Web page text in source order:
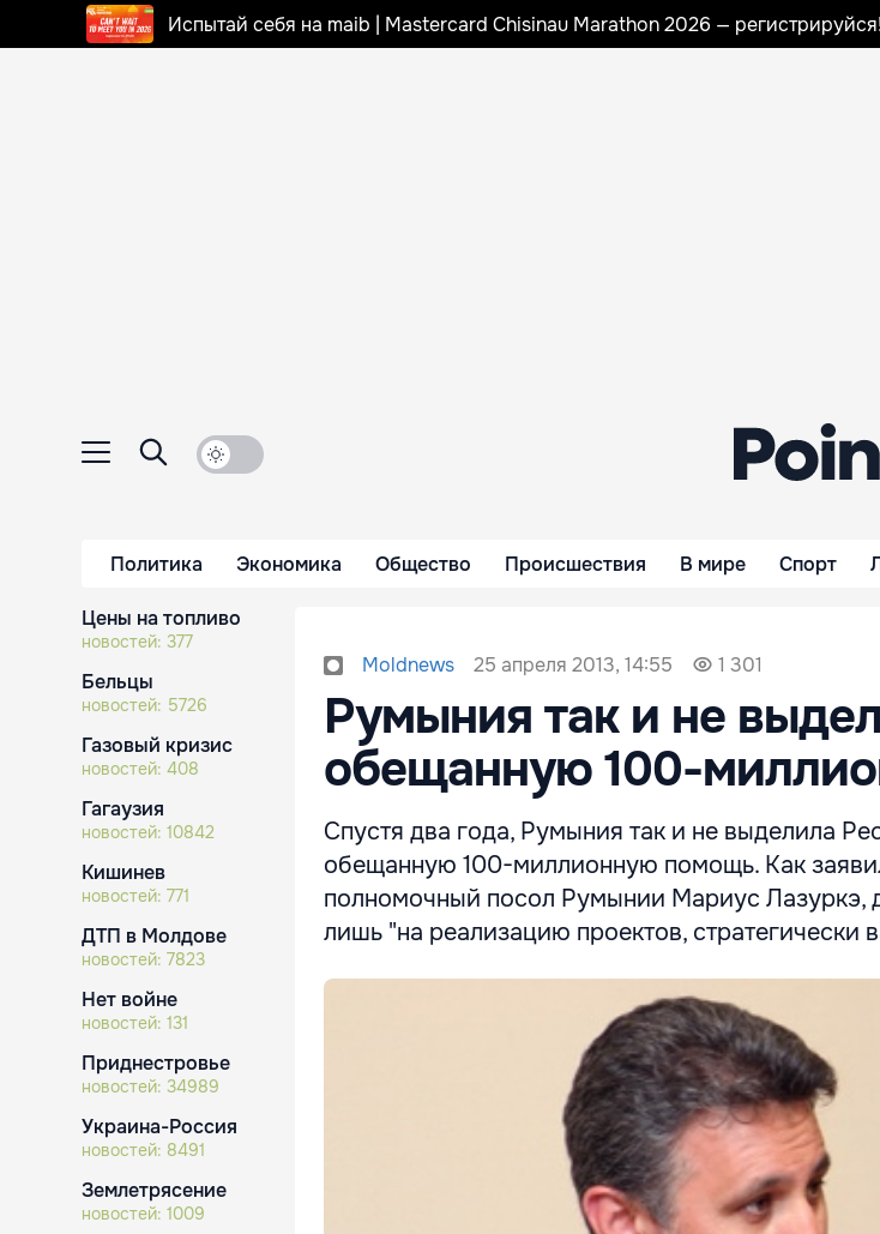
Испытай себя на maib | Mastercard Chisinau Marathon 2026 — регистрируйся!
Политика Экономика Общество Происшествия В мире Спорт
Цены на топливо
новостей: 377
Бельцы
новостей: 5726
Газовый кризис
новостей: 408
Гагаузия
новостей: 10842
Кишинев
новостей: 771
ДТП в Молдове
новостей: 7823
Нет войне
новостей: 131
Приднестровье
новостей: 34989
Украина-Россия
новостей: 8491
Землетрясение
новостей: 1009
Moldnews 25 апреля 2013, 14:55 1 301
Pумыния так и не
обещанную 100-
Спустя два года, Румыния так и не выделила
обещанную 100-миллионную помощь. Как
полномочный посол Румынии Мариус Лазуркэ,
лишь "на реализацию проектов, стратегически